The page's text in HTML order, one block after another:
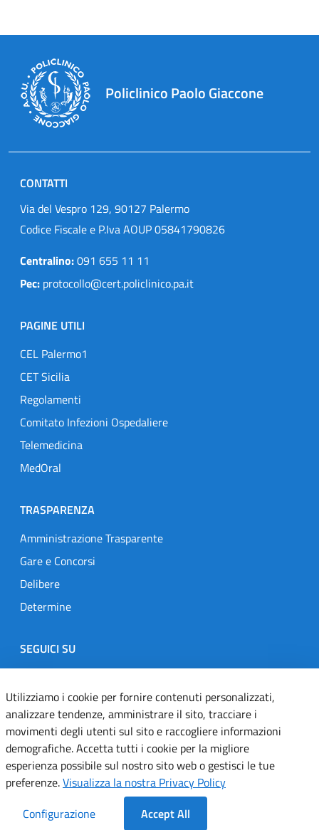
Policlinico Paolo Giaccone
CONTATTI
Via del Vespro 129, 90127 Palermo
Codice Fiscale e P.Iva AOUP 05841790826
Centralino:091 655 11 11
Pec: protocollo@cert.policlinico.pa.it
PAGINE UTILI
CEL Palermo1
CET Sicilia
Regolamenti
Comitato Infezioni Ospedaliere
Telemedicina
MedOral
TRASPARENZA
Amministrazione Trasparente
Gare e Concorsi
Delibere
Determine
SEGUICI SU
Designers Italia
TwitterInstagramYoutubeLinkedin
Dichiarazione di accessibilità
Informativa cookie
Utilizziamo i cookie per fornire contenuti personalizzati,
analizzare tendenze, amministrare il sito, tracciare i
movimenti degli utenti sul sito e raccogliere informazioni
demografiche. Accetta tutti i cookie per la migliore
esperienza possibile sul nostro sito web o gestisci le tue
preferenze.Visualizza la nostra Privacy Policy
Configurazione
Accept All